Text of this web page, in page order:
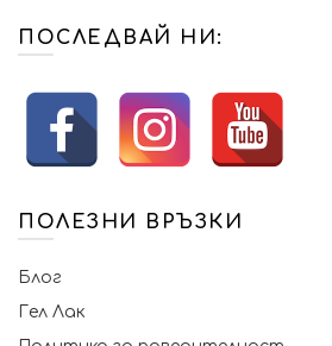
ПОСЛЕДВАЙ НИ:
ПОЛЕЗНИ ВРЪЗКИ
Блог
Гел Лак